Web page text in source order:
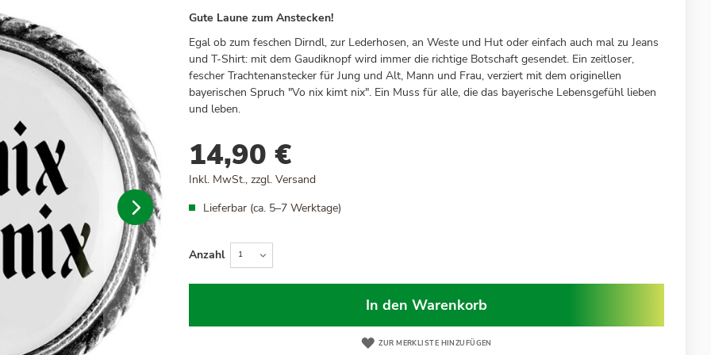
Gute Laune zum Anstecken!
Egal ob zum feschen Dirndl, zur Lederhosen, an Weste und Hut oder einfach auch mal zu Jeans
und T-Shirt: mit dem Gaudiknopf wird immer die richtige Botschaft gesendet. Ein zeitloser,
fescher Trachtenanstecker für Jung und Alt, Mann und Frau, verziert mit dem originellen
bayerischen Spruch "Vo nix kimt nix". Ein Muss für alle, die das bayerische Lebensgefühl lieben
und leben.
14,90 €
Inkl. MwSt., zzgl. Versand
Lieferbar (ca. 5–7 Werktage)
Anzahl
In den Warenkorb
ZUR MERKLISTE HINZUFÜGEN